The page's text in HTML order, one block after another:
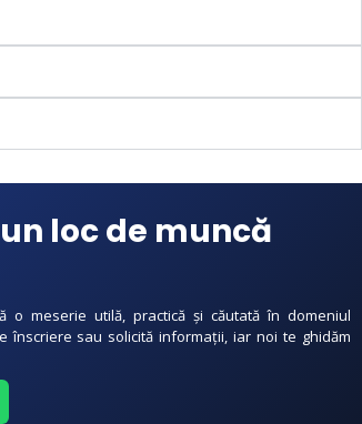
loc de muncă
meserie utilă, practică și căutată în domeniul
înscriere sau solicită informații, iar noi te ghidăm